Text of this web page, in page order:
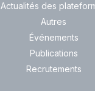
Actualités des
Autres
Événements
Publications
Recrutements